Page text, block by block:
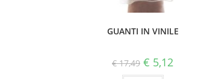
GUANTI IN VINILE
€17,49 € 5,12